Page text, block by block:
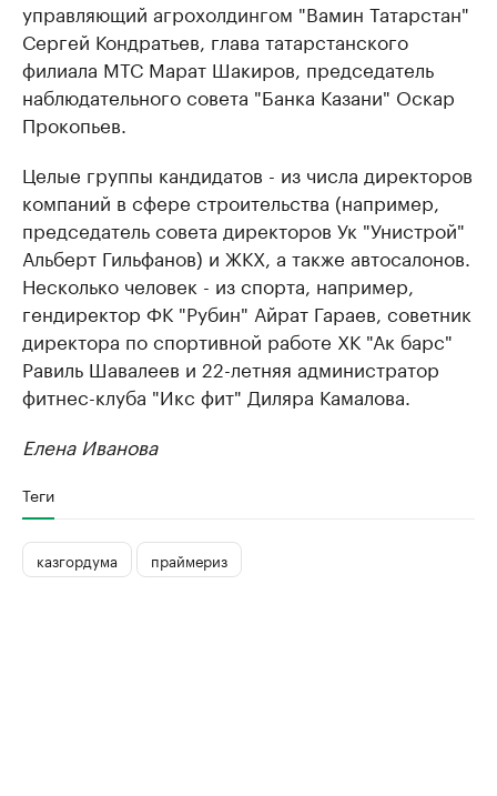
управляющий агрохолдингом "Вамин Татарстан"
Сергей Кондратьев, глава татарстанского
филиала МТС Марат Шакиров, председатель
наблюдательного совета "Банка Казани" Оскар
Прокопьев.
Целые группы кандидатов - из числа директоров
компаний в сфере строительства (например,
председатель совета директоров Ук "Унистрой"
Альберт Гильфанов) и ЖКХ, а также автосалонов.
Несколько человек - из спорта, например,
гендиректор ФК "Рубин" Айрат Гараев, советник
директора по спортивной работе ХК "Ак барс"
Равиль Шавалеев и 22-летняя администратор
фитнес-клуба "Икс фит" Диляра Камалова.
Елена Иванова
Теги
казгордума праймериз